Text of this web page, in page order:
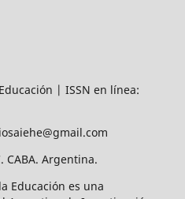
| ISSN en línea:
CABA. Argentina.
Educación es una